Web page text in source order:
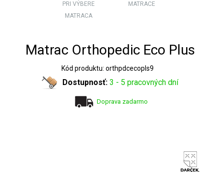
PRI VÝBERE
MATRACA
MATRACE
Matrac Orthopedic Eco Plus
Kód produktu: orthpdcecopls9
Dostupnosť: 3 - 5 pracovných dní
Doprava zadarmo